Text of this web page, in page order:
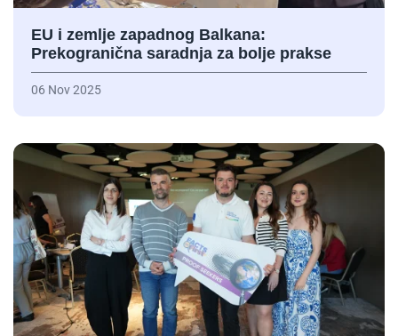
EU i zemlje zapadnog Balkana:
Prekogranična saradnja za bolje prakse
06 Nov 2025